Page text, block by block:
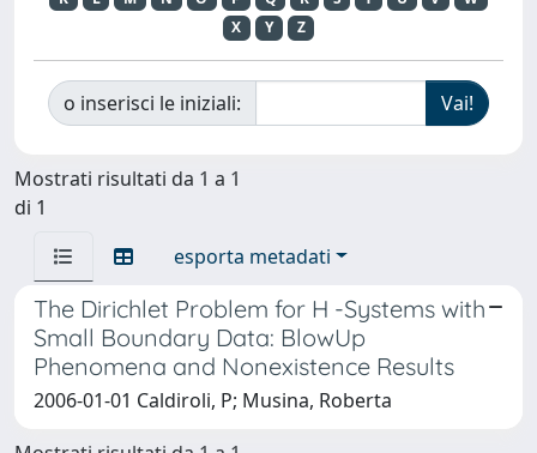
X
Y Z
o inserisci le iniziali:
Mostrati risultati da 1 a 1
di 1
esporta metadati
The Dirichlet Problem for H -Systems with
Small Boundary Data: BlowUp
Phenomena and Nonexistence Results
2006-01-01 Caldiroli, P; Musina, Roberta